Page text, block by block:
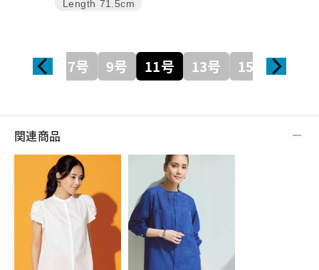
Length 71.5cm
7号 9号 11号 13号 15号
関連商品